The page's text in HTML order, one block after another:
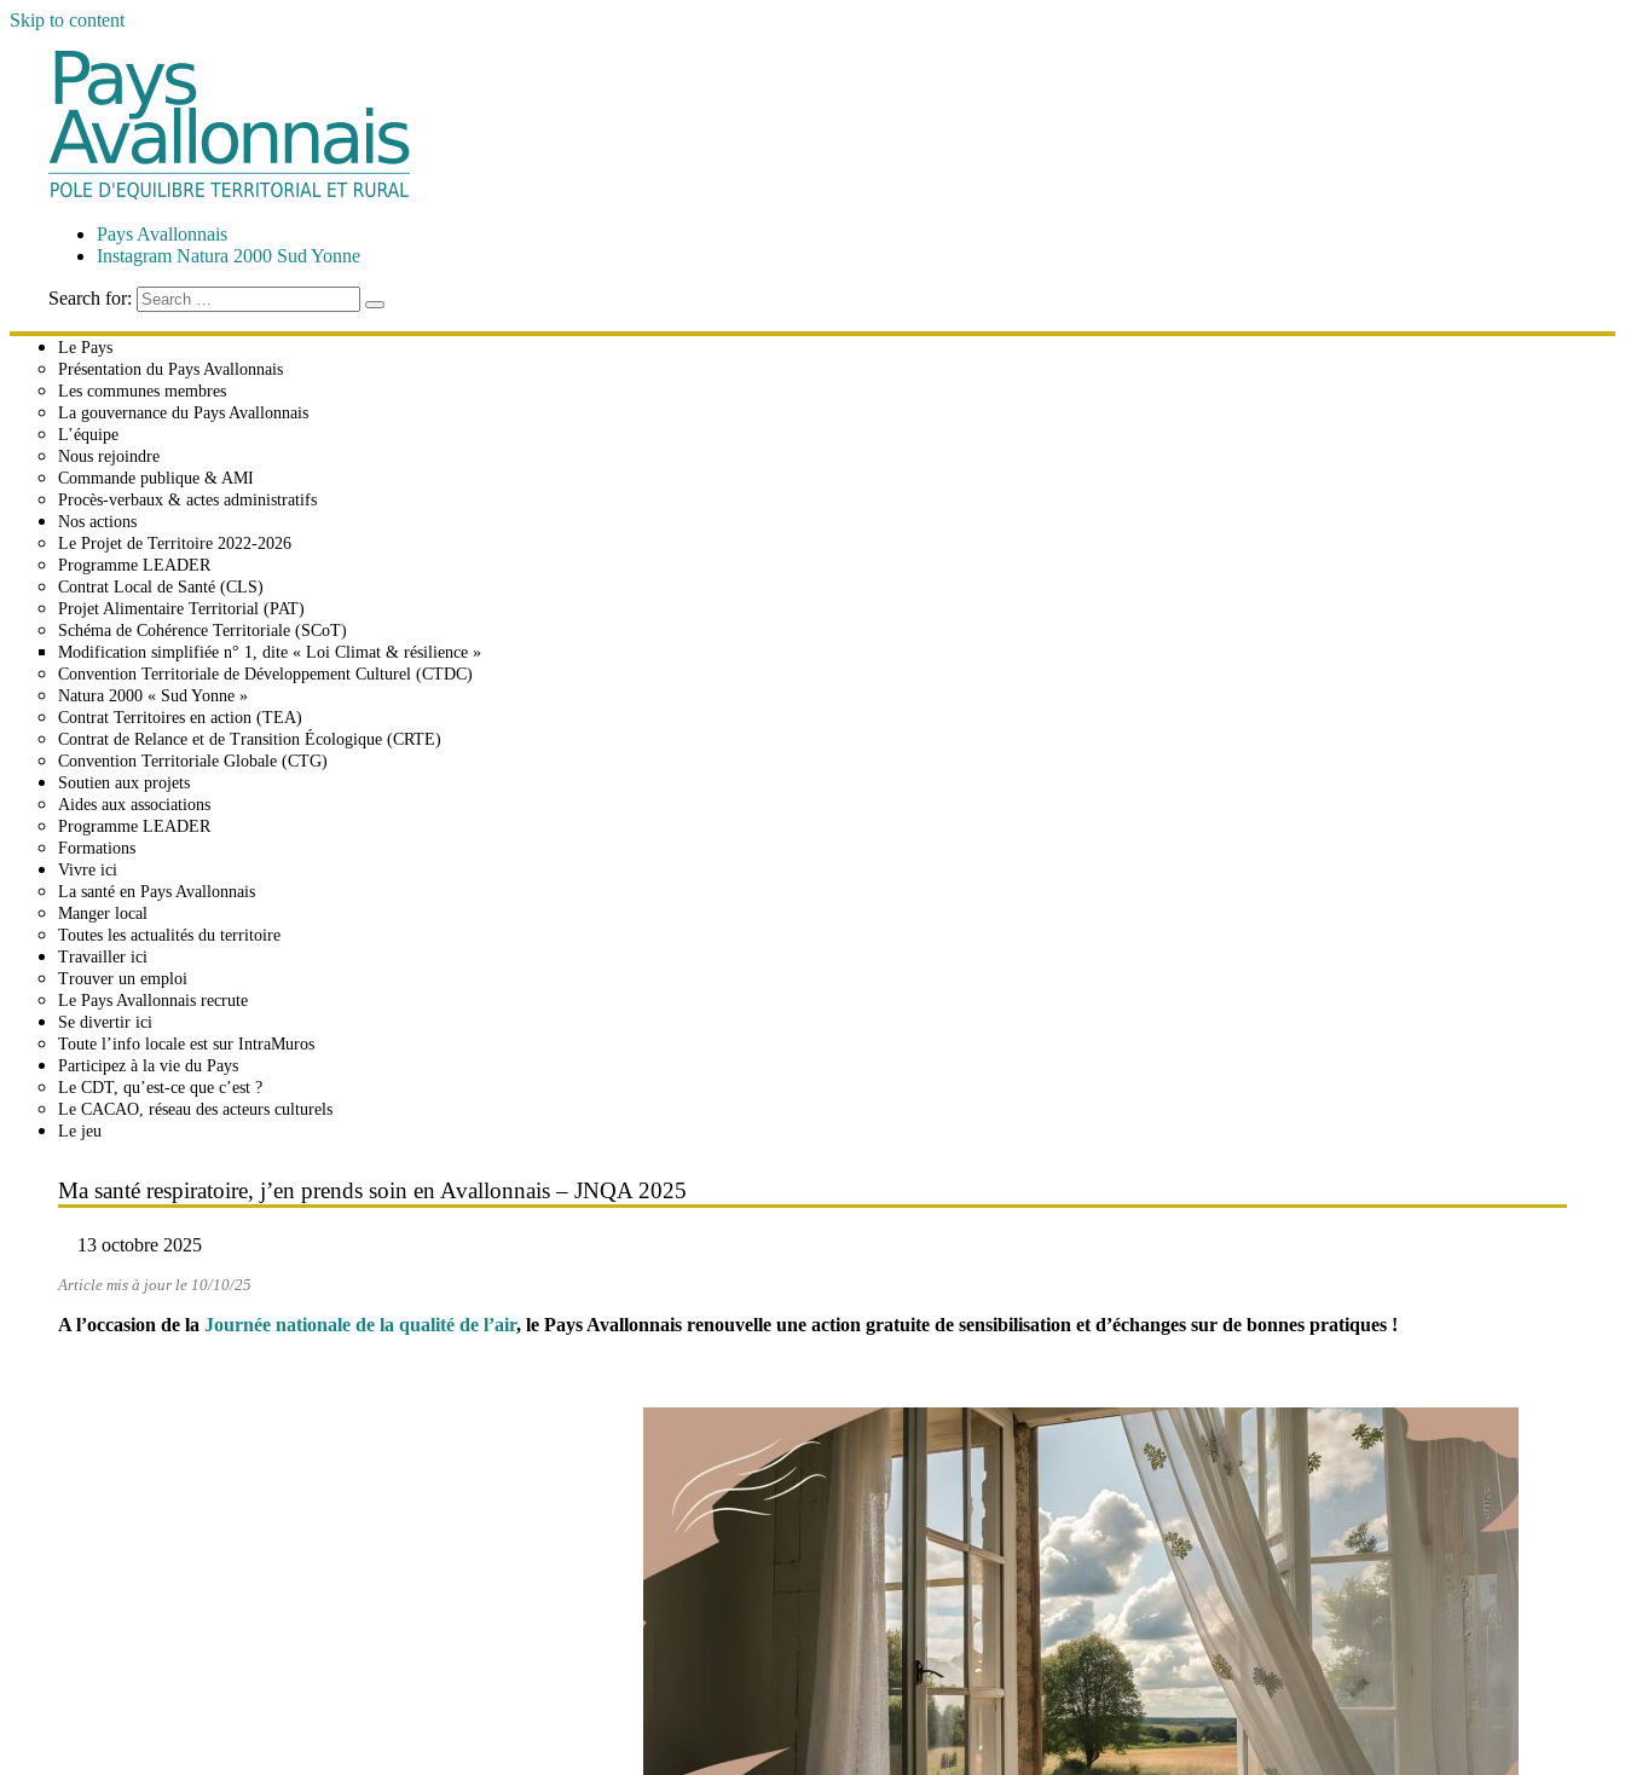
Skip to content
Pays Avallonnais
Pôle d'Équilibre Territorial et Rural
Pays Avallonnais
Instagram Natura 2000 Sud Yonne
Search for:
Le Pays
Présentation du Pays Avallonnais
Les communes membres
La gouvernance du Pays Avallonnais
L’équipe
Nous rejoindre
Commande publique & AMI
Procès-verbaux & actes administratifs
Nos actions
Le Projet de Territoire 2022-2026
Programme LEADER
Contrat Local de Santé (CLS)
Projet Alimentaire Territorial (PAT)
Schéma de Cohérence Territoriale (SCoT)
Modification simplifiée n° 1, dite « Loi Climat & résilience »
Convention Territoriale de Développement Culturel (CTDC)
Natura 2000 « Sud Yonne »
Contrat Territoires en action (TEA)
Contrat de Relance et de Transition Écologique (CRTE)
Convention Territoriale Globale (CTG)
Soutien aux projets
Aides aux associations
Programme LEADER
Formations
Vivre ici
La santé en Pays Avallonnais
Manger local
Toutes les actualités du territoire
Travailler ici
Trouver un emploi
Le Pays Avallonnais recrute
Se divertir ici
Toute l’info locale est sur IntraMuros
Participez à la vie du Pays
Le CDT, qu’est-ce que c’est ?
Le CACAO, réseau des acteurs culturels
Le jeu
Ma santé respiratoire, j’en prends soin en Avallonnais – JNQA 2025
13 octobre 2025
Article mis à jour le 10/10/25
A l’occasion de la Journée nationale de la qualité de l’air, le Pays Avallonnais renouvelle une action gratuite de sensibilisation et d’échanges sur de bonnes pratiques !